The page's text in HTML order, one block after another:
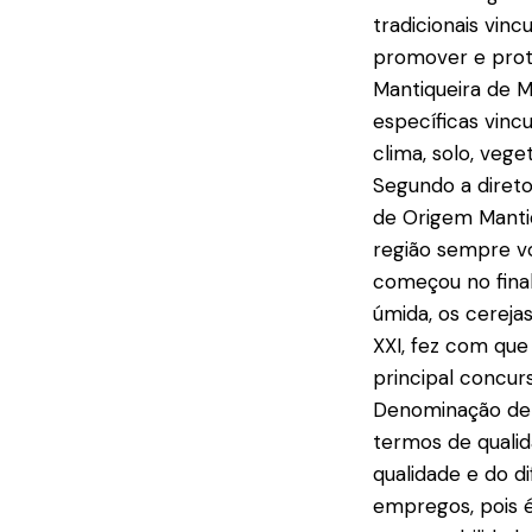
tradicionais
promover e
Mantiqueira de
específicas
clima, solo,
Segundo a
de Origem
região sempre
começou no
úmida, os
XXI, fez com
principal
Denominação
termos de
qualidade e do
empregos, pois